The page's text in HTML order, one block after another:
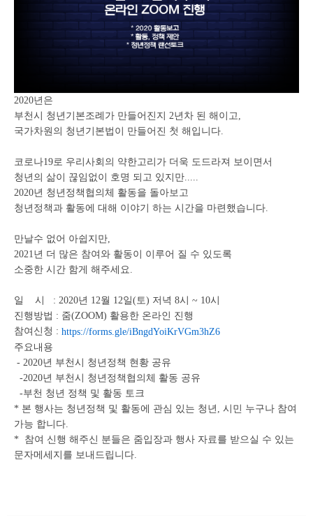
2020년은
부천시 청년기본조례가 만들어진지 2년차 된 해이고,
국가차원의 청년기본법이 만들어진 첫 해입니다.
코로나19로 우리사회의 약한고리가 더욱 도드라져 보이면서
청년의 삶이 끊임없이 호명 되고 있지만.....
2020년 청년정책협의체 활동을 돌아보고
청년정책과 활동에 대해 이야기 하는 시간을 마련했습니다.
만날수 없어 아쉽지만,
2021년 더 많은 참여와 활동이 이루어 질 수 있도록
소중한 시간 함게 해주세요.
일 시 : 2020년 12월 12일(토) 저녁 8시 ~ 10시
진행방법 : 줌(ZOOM) 활용한 온라인 진행
참여신청 : https://forms.gle/iBngdYoiKrVGm3hZ6
주요내용
- 2020년 부천시 청년정책 현황 공유
-2020년 부천시 청년정책협의체 활동 공유
-부천 청년 정책 및 활동 토크
* 본 행사는 청년정책 및 활동에 관심 있는 청년, 시민 누구나 참여
가능 합니다.
* 참여 신행 해주신 분들은 줌입장과 행사 자료를 받으실 수 있는
문자메세지를 보내드립니다.